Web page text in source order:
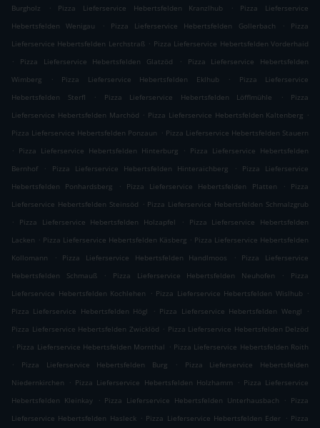
Burgholz
. Pizza Lieferservice Hebertsfelden Kranzlhub .
Pizza Lieferservice
Hebertsfelden Wenigau
. Pizza Lieferservice Hebertsfelden Gollerbach .
Pizza
Lieferservice Hebertsfelden Lerchstraß . Pizza Lieferservice Hebertsfelden Vorderhaid
.
Pizza Lieferservice Hebertsfelden Glatzöd .
Pizza Lieferservice Hebertsfelden
Wimberg
. Pizza Lieferservice Hebertsfelden Eklhub .
Pizza Lieferservice
Hebertsfelden Sterfl
. Pizza Lieferservice Hebertsfelden Löfflmühle .
Pizza
Lieferservice Hebertsfelden Marchöd . Pizza Lieferservice Hebertsfelden Kaltenberg .
Pizza Lieferservice Hebertsfelden Ponzaun . Pizza Lieferservice Hebertsfelden Stauern
. Pizza Lieferservice Hebertsfelden Hinterburg . Pizza Lieferservice Hebertsfelden
Bernhof
. Pizza Lieferservice Hebertsfelden Hinteraichberg .
Pizza Lieferservice
Hebertsfelden Ponhardsberg
. Pizza Lieferservice Hebertsfelden Platten .
Pizza
Lieferservice Hebertsfelden Steinsöd . Pizza Lieferservice Hebertsfelden Schmalzgrub
.
Pizza Lieferservice Hebertsfelden Holzapfel .
Pizza Lieferservice Hebertsfelden
Lacken . Pizza Lieferservice Hebertsfelden Käsberg . Pizza Lieferservice Hebertsfelden
Kollomann
. Pizza Lieferservice Hebertsfelden Handlmoos .
Pizza Lieferservice
Hebertsfelden Schmauß
. Pizza Lieferservice Hebertsfelden Neuhofen .
Pizza
Lieferservice Hebertsfelden Kochlehen
. Pizza Lieferservice Hebertsfelden Wislhub .
Pizza Lieferservice Hebertsfelden Högl
. Pizza Lieferservice Hebertsfelden Wengl
.
Pizza Lieferservice Hebertsfelden Zwicklöd . Pizza Lieferservice Hebertsfelden Delzöd
. Pizza Lieferservice Hebertsfelden Mornthal . Pizza Lieferservice Hebertsfelden Roith
.
Pizza Lieferservice Hebertsfelden Burg .
Pizza Lieferservice Hebertsfelden
Niedernkirchen
. Pizza Lieferservice Hebertsfelden Holzhamm . Pizza Lieferservice
Hebertsfelden Kleinkay
. Pizza Lieferservice Hebertsfelden Unterhausbach . Pizza
Lieferservice Hebertsfelden Hasleck . Pizza Lieferservice Hebertsfelden Eder . Pizza